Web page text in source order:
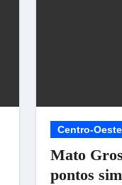
Centro-Oeste
Mato
pontos